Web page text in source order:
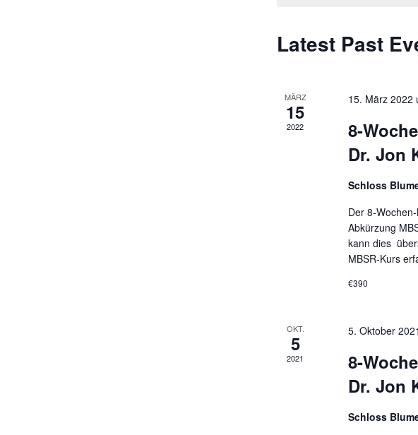
Latest Past
MÄRZ
15
2022
15. März 2022
8-
Dr. Jon
Schloss
Der 8-
Abkürzung
kann dies
MBSR-Kurs
€390
OKT.
5
2021
5. Oktober
8-
Dr. Jon
Schloss